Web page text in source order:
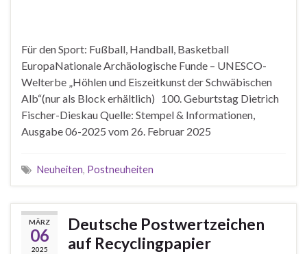
Für den Sport: Fußball, Handball, Basketball
EuropaNationale Archäologische Funde – UNESCO-
Welterbe „Höhlen und Eiszeitkunst der Schwäbischen
Alb“(nur als Block erhältlich) 100. Geburtstag Dietrich
Fischer-Dieskau Quelle: Stempel & Informationen,
Ausgabe 06-2025 vom 26. Februar 2025
Neuheiten, Postneuheiten
MÄRZ
06
2025
Deutsche Postwertzeichen
auf Recyclingpapier